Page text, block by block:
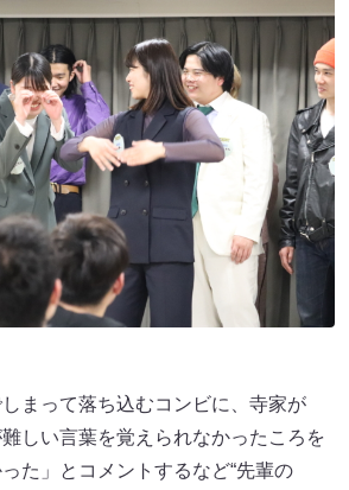
まって落ち込むコンビに、寺家が
難しい言葉を覚えられなかったころを
た」とコメントするなど“先輩の